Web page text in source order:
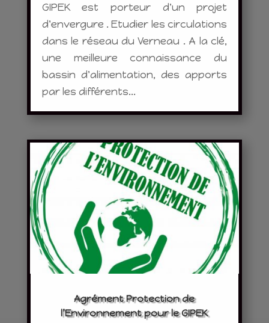
GIPEK est porteur d'un projet
d'envergure . Etudier les circulations
dans le réseau du Verneau . A la clé,
une meilleure connaissance du
bassin d'alimentation, des apports
par les différents...
Agrément Protection de
l’Environnement pour le GIPEK